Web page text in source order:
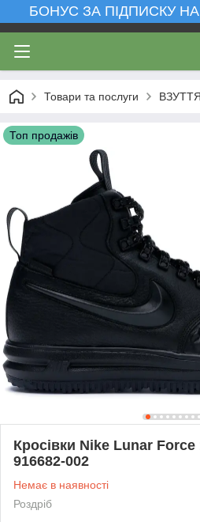
БОНУС ЗА ПІДПИСКУ НА
Товари та послуги ВЗУТТЯ
Топ продажів
Кросівки Nike Lunar
916682-002
Немає в наявності
Роздріб